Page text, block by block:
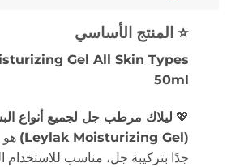
⭐ المنتج الأساسي
Gel All Skin Types
50ml
💖
(Leylak Moisturizing Gel)
جدًا بتركيبة جل، مناسب للاستخدام